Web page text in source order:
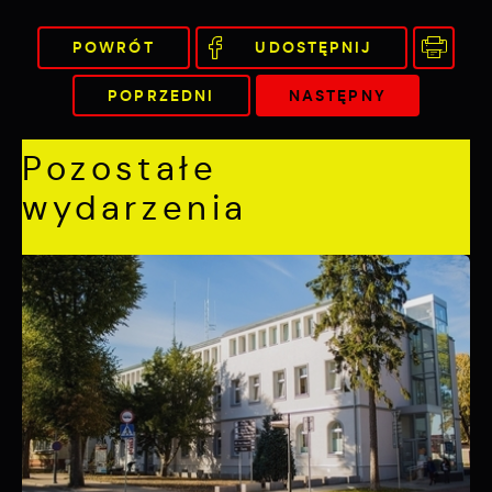
POWRÓT UDOSTĘPNIJ
POPRZEDNI NASTĘPNY
Pozostałe
wydarzenia